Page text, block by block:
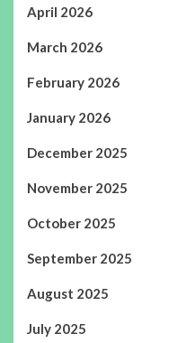
April 2026
March 2026
February 2026
January 2026
December 2025
November 2025
October 2025
September 2025
August 2025
July 2025